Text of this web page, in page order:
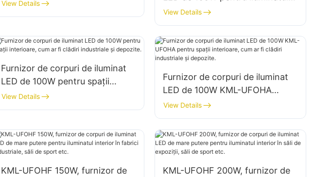
etc.
View Details
de mare îngustă KML-HB50,
pentru iluminatul spațiilor
interioare din fabrici, depozite
etc.
View Details
Furnizor de corpuri de iluminat
LED de 100W pentru spații
interioare, cum ar fi clădiri
industriale și depozite.
View Details
Furnizor de corpuri de iluminat
LED de 100W KML-UFOHA
pentru spații interioare, cum ar fi
clădiri industriale și depozite.
View Details
KML-UFOHF 150W, furnizor de
KML-UFOHF 200W, furnizor de